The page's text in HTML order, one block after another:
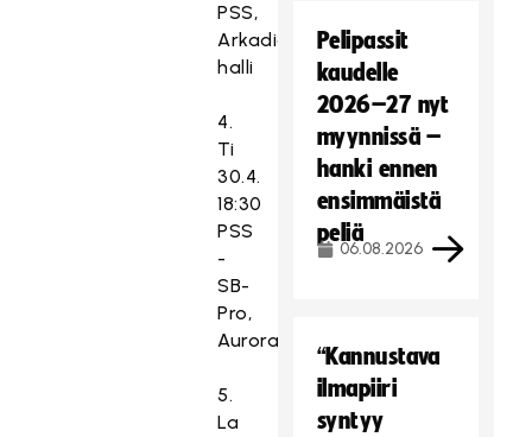
PSS,
Arkadia-
halli
4.
Ti
30.4.
18:30
PSS
-
SB-
Pro,
Aurorahalli
5.
La
Pelipassit
kaudelle
2026–27 nyt
myynnissä –
hanki ennen
ensimmäistä
peliä
06.08.2026
“Kannustava
ilmapiiri
syntyy